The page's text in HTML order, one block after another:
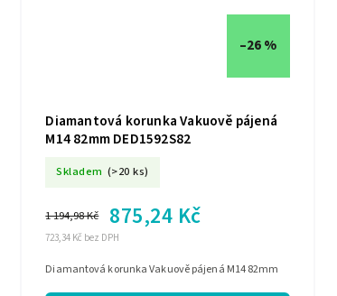
–26 %
Diamantová korunka Vakuově pájená
M14 82mm DED1592S82
Skladem (>20 ks)
723,34 Kč bez DPH
1 194,98 Kč 875,24 Kč
Diamantová korunka Vakuově pájená M14 82mm